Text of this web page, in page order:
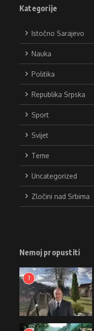
Kategorije
Istočno Sarajevo
Nauka
Politika
Republika Srpska
Sport
Svijet
Teme
Uncategorized
Zločini nad Srbima
Nemoj propustiti
1